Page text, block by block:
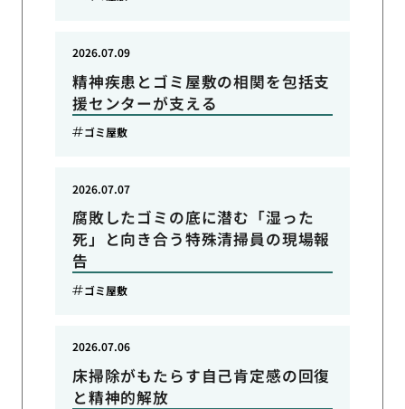
精神疾患とゴミ屋敷の相関を包括支
援センターが支える
2026.07.09
ゴミ屋敷
腐敗したゴミの底に潜む「湿った
死」と向き合う特殊清掃員の現場報
告
2026.07.07
ゴミ屋敷
床掃除がもたらす自己肯定感の回復
と精神的解放
2026.07.06